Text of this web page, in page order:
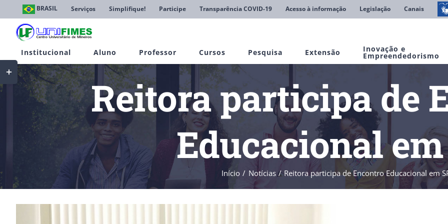
conteúdo
BRASIL Serviços Simplifique! Participe Transparência COVID-19 Acesso à informação Legislação Canais
Institucional Aluno Professor Cursos Pesquisa Extensão Inovação e
Empreendedorismo
Reitora participa de
Educacional em
Início Notícias Reitora participa de Encontro Educacional em
Toggle
Sliding
Bar